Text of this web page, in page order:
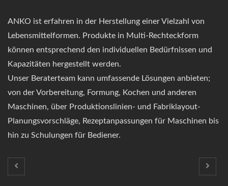
ANKO ist erfahren in der Herstellung einer Vielzahl von
Lebensmittelformen. Produkte in Multi-Rechteckform
können entsprechend den individuellen Bedürfnissen und
Kapazitäten hergestellt werden.
Unser Beraterteam kann umfassende Lösungen anbieten;
von der Vorbereitung, Formung, Kochen und anderen
Maschinen, über Produktionslinien- und Fabriklayout-
Planungsvorschläge, Rezeptanpassungen für Maschinen bis
hin zu Schulungen für Bediener.